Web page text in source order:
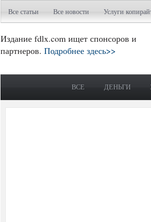
Все статьи Все новости Услуги
Издание fdlx.com ищет спонсоров и
партнеров. Подробнее здесь>>
ВСЕ ДЕНЬГИ